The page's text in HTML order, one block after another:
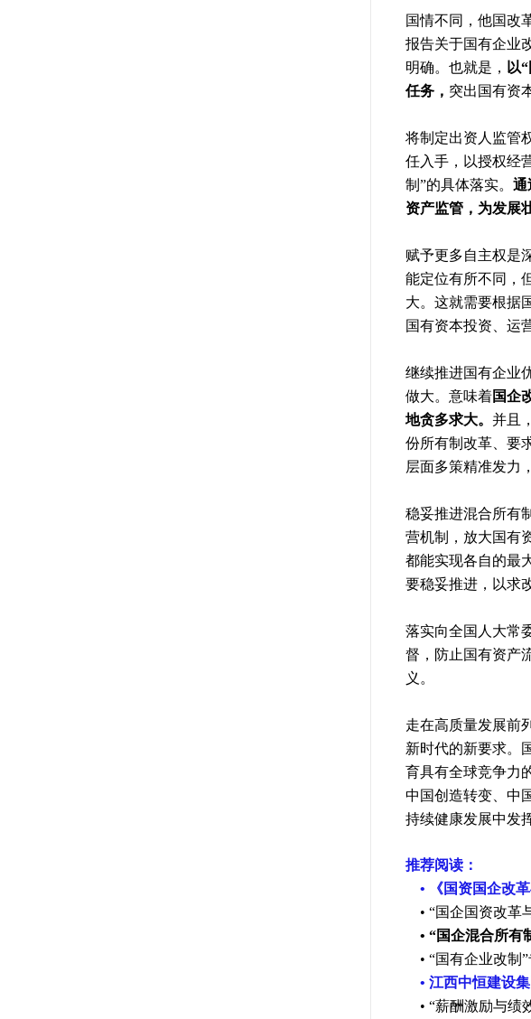
国情不同，他国改
报告关于国有企业
明确。也就是， 以
任务， 突出国有资
将制定出资人监管
任入手，以授权经
制”的具体落实。 通
资产监管，为发展
赋予更多自主权是
能定位有所不同，
大。这就需要根据
国有资本投资、运
继续推进国有企业
做大。意味着国企
地贪多求大。 并且
份所有制改革、要
层面多策精准发力
稳妥推进混合所有
营机制，放大国有
都能实现各自的最
要稳妥推进，以求
落实向全国人大常
督，防止国有资产
义。
走在高质量发展前
新时代的新要求。
育具有全球竞争力
中国创造转变、中
持续健康发展中发
推荐阅读：
• 《国资国企改
• “国企国资改革
• “国企混合所有
• “国有企业改制
• 江西中恒建设
• “薪酬激励与绩